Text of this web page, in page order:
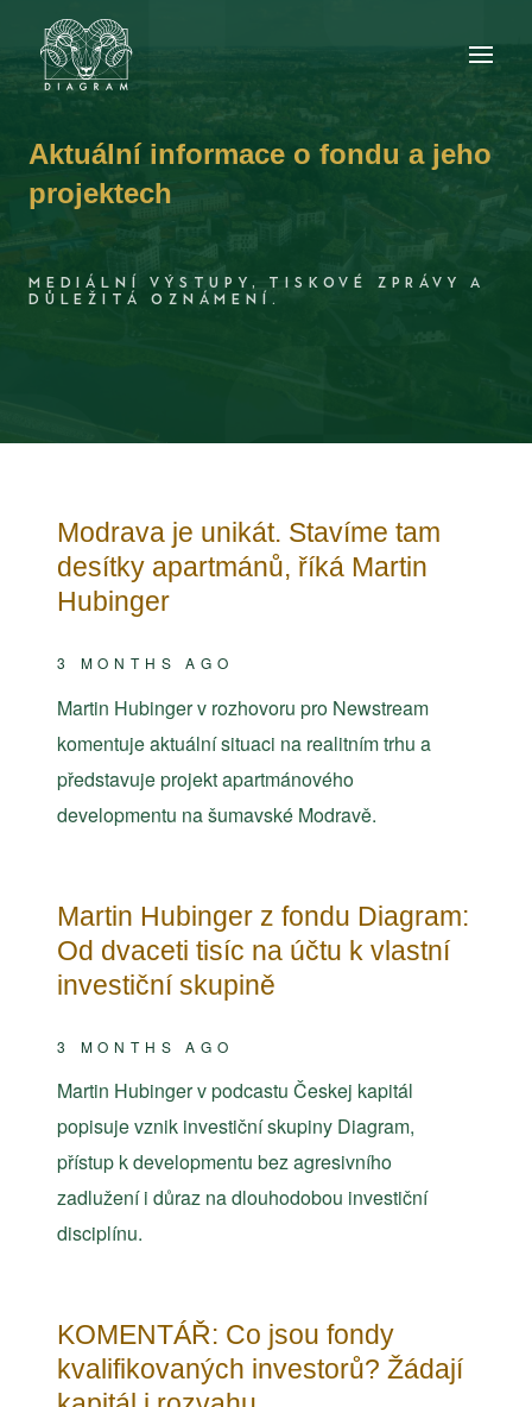
Aktuální informace o fondu a jeho
projektech
MEDIÁLNÍ VÝSTUPY, TISKOVÉ ZPRÁVY A
DŮLEŽITÁ OZNÁMENÍ.
Modrava je unikát. Stavíme tam
desítky apartmánů, říká Martin
Hubinger
3 MONTHS AGO
Martin Hubinger v rozhovoru pro Newstream
komentuje aktuální situaci na realitním trhu a
představuje projekt apartmánového
developmentu na šumavské Modravě.
Martin Hubinger z fondu Diagram:
Od dvaceti tisíc na účtu k vlastní
investiční skupině
3 MONTHS AGO
Martin Hubinger v podcastu Českej kapitál
popisuje vznik investiční skupiny Diagram,
přístup k developmentu bez agresivního
zadlužení i důraz na dlouhodobou investiční
disciplínu.
KOMENTÁŘ: Co jsou fondy
kvalifikovaných investorů? Žádají